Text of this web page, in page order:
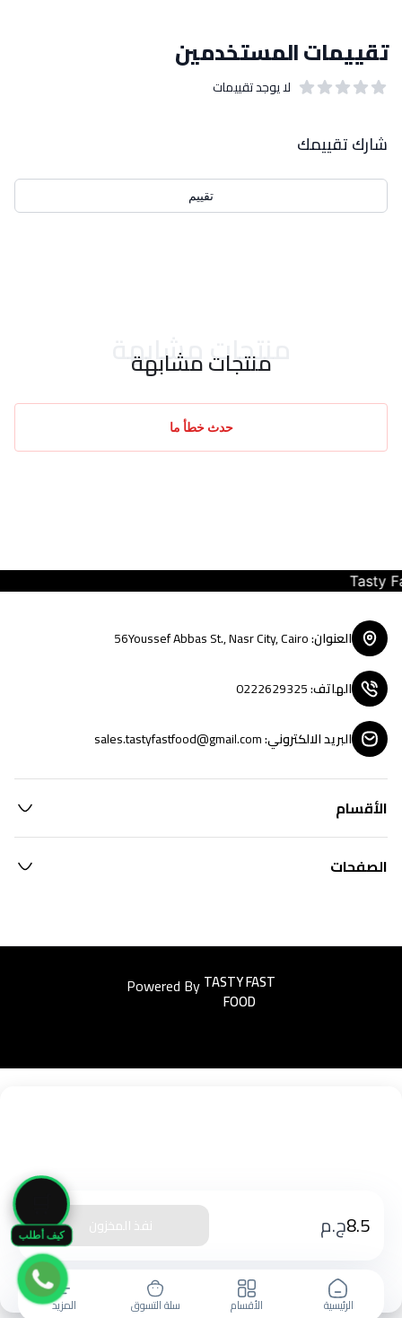
كيف أطلب
تقييمات المستخدمين
لا يوجد تقييمات
شارك تقييمك
تقييم
منتجات مشابهة
منتجات مشابهة
حدث خطأ ما
8.5ج.م نفذ المخزون
الرئيسية الأقسام سلة التسوق المزيد
Tasty
العنوان:
56Youssef Abbas St., Nasr City, Cairo
الهاتف:
0222629325
البريد الالكتروني:
sales.tastyfastfood@gmail.com
الأقسام
الصفحات
Powered ByEasyorders